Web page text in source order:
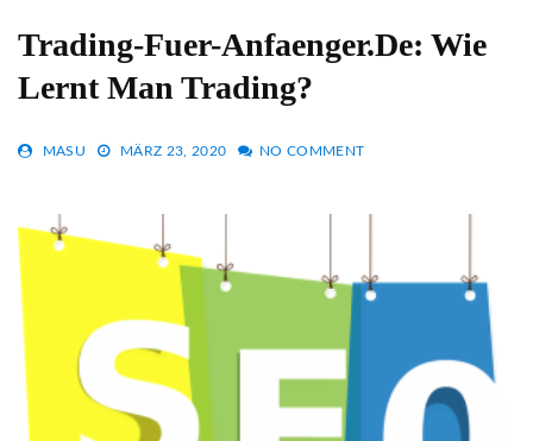
Trading-Fuer-Anfaenger.de: Wie
Lernt Man Trading?
MASU MÄRZ 23, 2020 NO COMMENT